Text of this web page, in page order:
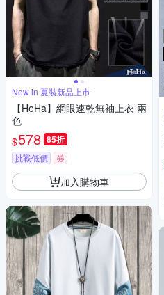
New in 夏裝新品上市
【HeHa】網眼速乾無袖上衣 兩
色
$578 85折
挑戰低價 券
加入購物車